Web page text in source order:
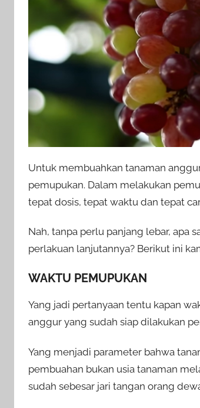
Untuk membuahkan tanaman
pemupukan. Dalam melakukan
tepat dosis, tepat waktu dan tepat
Nah, tanpa perlu panjang lebar, apa
perlakuan lanjutannya? Berikut ini
WAKTU PEMUPUKAN
Yang jadi pertanyaan tentu kapan
anggur yang sudah siap dilakukan
Yang menjadi parameter bahwa
pembuahan bukan usia tanaman
sudah sebesar jari tangan orang